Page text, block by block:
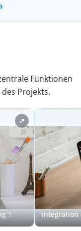
Funktionen
Projekts.